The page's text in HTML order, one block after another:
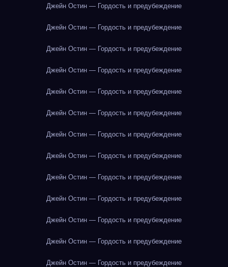
Джейн Остин — Гордость и предубеждение
Джейн Остин — Гордость и предубеждение
Джейн Остин — Гордость и предубеждение
Джейн Остин — Гордость и предубеждение
Джейн Остин — Гордость и предубеждение
Джейн Остин — Гордость и предубеждение
Джейн Остин — Гордость и предубеждение
Джейн Остин — Гордость и предубеждение
Джейн Остин — Гордость и предубеждение
Джейн Остин — Гордость и предубеждение
Джейн Остин — Гордость и предубеждение
Джейн Остин — Гордость и предубеждение
Джейн Остин — Гордость и предубеждение